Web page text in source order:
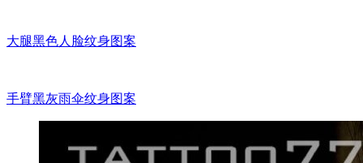
大腿黑色人脸纹身图案
手臂黑灰雨伞纹身图案